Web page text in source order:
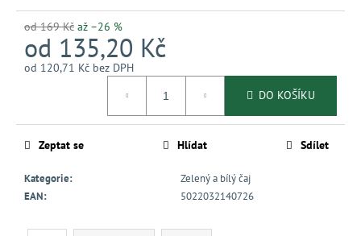
od 169 Kč až –26 %
od 135,20 Kč
od 120,71 Kč bez DPH
DO KOŠÍKU
Kategorie:
Zelený a bílý čaj
EAN: 5022032140726
Zeptat se Hlídat Sdílet